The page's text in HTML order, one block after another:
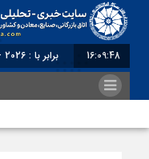
16:09:49 برابر با : Thursday - 6 August - 2026